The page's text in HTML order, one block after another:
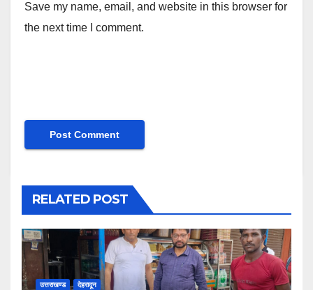
Save my name, email, and website in this browser for
the next time I comment.
RELATED POST
उत्तराखण्ड देहरादून